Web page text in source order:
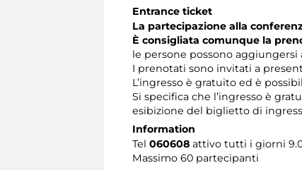
Entrance ticket
La partecipazione alla
È consigliata comunque la
le persone possono
I prenotati sono invitati a
L’ingresso è gratuito ed è
Si specifica che l’ingresso è
esibizione del biglietto di
Information
Tel 060608 attivo tutti i giorni
Massimo 60 partecipanti